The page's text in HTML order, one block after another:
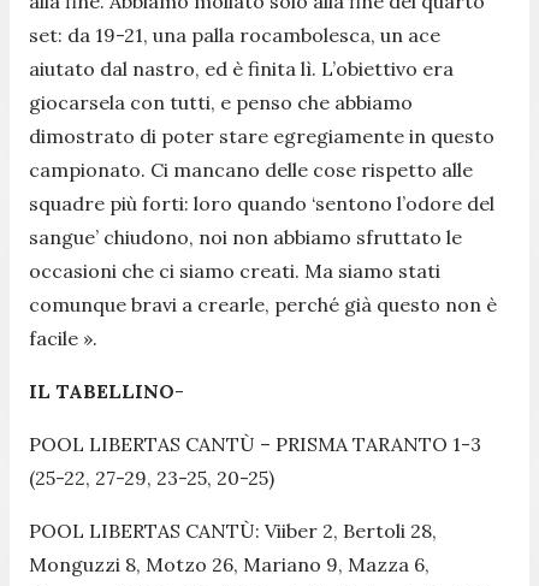
set: da 19-21, una palla rocambolesca, un ace
aiutato dal nastro, ed è finita lì. L’obiettivo era
giocarsela con tutti, e penso che abbiamo
dimostrato di poter stare egregiamente in questo
campionato. Ci mancano delle cose rispetto alle
squadre più forti: loro quando ‘sentono l’odore del
sangue’ chiudono, noi non abbiamo sfruttato le
occasioni che ci siamo creati. Ma siamo stati
comunque bravi a crearle, perché già questo non è
facile ».
IL TABELLINO-
POOL LIBERTAS CANTÙ – PRISMA TARANTO 1-3
(25-22, 27-29, 23-25, 20-25)
POOL LIBERTAS CANTÙ: Viiber 2, Bertoli 28,
Monguzzi 8, Motzo 26, Mariano 9, Mazza 6,